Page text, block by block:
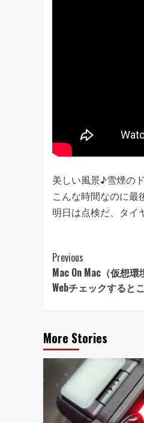
美しい風景♪雪煙の
こんな時間なのに
明日は点検だ、タイ
Post
Navigation
Previous
Mac On Mac（仮想
Webチェックすると
More Stories